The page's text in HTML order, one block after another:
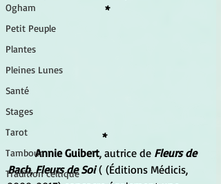
Ogham
Petit Peuple
Plantes
Pleines Lunes
Santé
Stages
Tarot
Tambour
Tradition celtique
*
*
	Annie Guibert
, autrice de Fleurs de
Bach, Fleurs de Soi ( (Éditions Médicis,